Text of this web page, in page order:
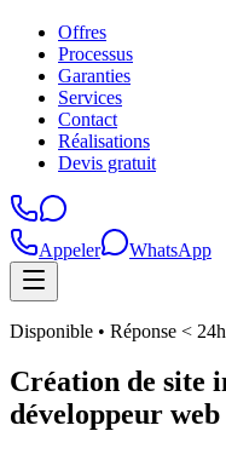
Offres
Processus
Garanties
Services
Contact
Réalisations
Devis gratuit
Appeler WhatsApp
Disponible • Réponse < 24h
Création de site
développeur